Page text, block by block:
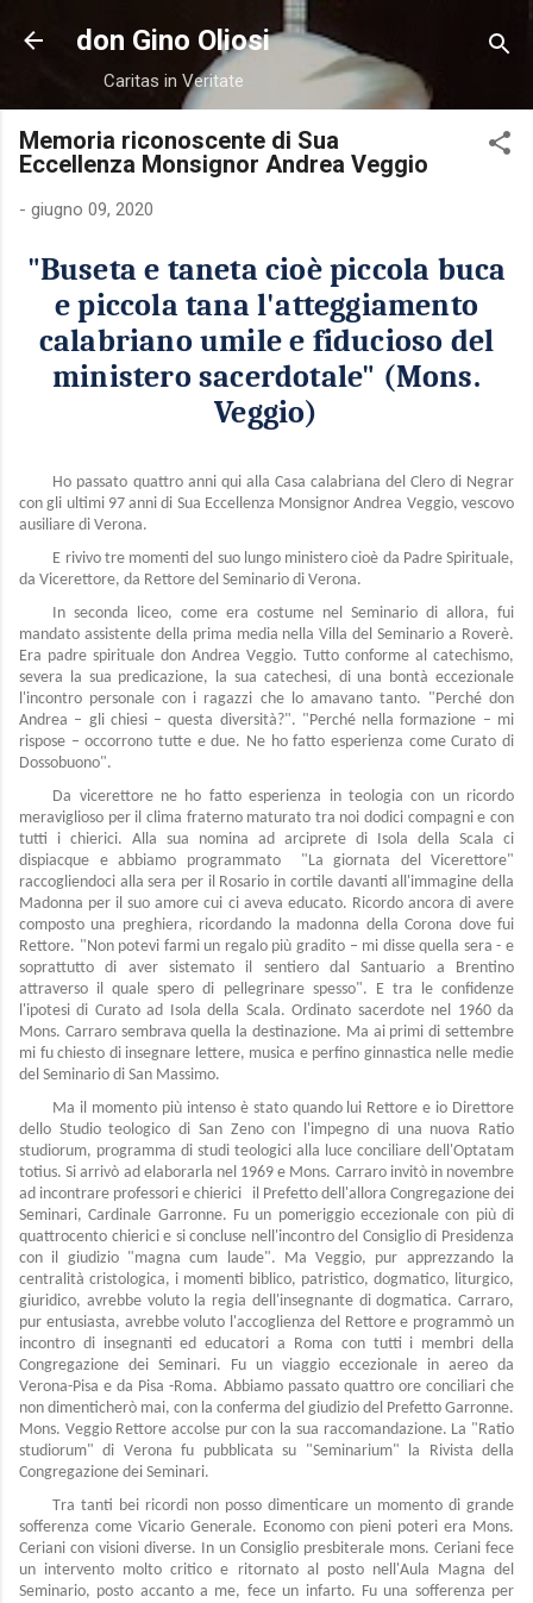
Passa ai contenuti principali
don Gino Oliosi
Caritas in Veritate
Memoria riconoscente di Sua
Eccellenza Monsignor Andrea Veggio
- giugno 09, 2020
"Buseta e taneta cioè piccola buca
e piccola tana l'atteggiamento
calabriano umile e fiducioso del
ministero sacerdotale" (Mons.
Veggio)
Ho passato quattro anni qui alla Casa calabriana del Clero di Negrar
con gli ultimi 97 anni di Sua Eccellenza Monsignor Andrea Veggio, vescovo
ausiliare di Verona.
E rivivo tre momenti del suo lungo ministero cioè da Padre Spirituale,
da Vicerettore, da Rettore del Seminario di Verona.
In seconda liceo, come era costume nel Seminario di allora, fui
mandato assistente della prima media nella Villa del Seminario a Roverè.
Era padre spirituale don Andrea Veggio. Tutto conforme al catechismo,
severa la sua predicazione, la sua catechesi, di una bontà eccezionale
l'incontro personale con i ragazzi che lo amavano tanto. "Perché don
Andrea – gli chiesi – questa diversità?". "Perché nella formazione – mi
rispose – occorrono tutte e due. Ne ho fatto esperienza come Curato di
Dossobuono".
Da vicerettore ne ho fatto esperienza in teologia con un ricordo
meraviglioso per il clima fraterno maturato tra noi dodici compagni e con
tutti i chierici. Alla sua nomina ad arciprete di Isola della Scala ci
dispiacque e abbiamo programmato "La giornata del Vicerettore"
raccogliendoci alla sera per il Rosario in cortile davanti all'immagine della
Madonna per il suo amore cui ci aveva educato. Ricordo ancora di avere
composto una preghiera, ricordando la madonna della Corona dove fui
Rettore. "Non potevi farmi un regalo più gradito – mi disse quella sera - e
soprattutto di aver sistemato il sentiero dal Santuario a Brentino
attraverso il quale spero di pellegrinare spesso". E tra le confidenze
l'ipotesi di Curato ad Isola della Scala. Ordinato sacerdote nel 1960 da
Mons. Carraro sembrava quella la destinazione. Ma ai primi di settembre
mi fu chiesto di insegnare lettere, musica e perfino ginnastica nelle medie
del Seminario di San Massimo.
Ma il momento più intenso è stato quando lui Rettore e io Direttore
dello Studio teologico di San Zeno con l'impegno di una nuova Ratio
studiorum, programma di studi teologici alla luce conciliare dell'Optatam
totius. Si arrivò ad elaborarla nel 1969 e Mons. Carraro invitò in novembre
ad incontrare professori e chierici il Prefetto dell'allora Congregazione dei
Seminari, Cardinale Garronne. Fu un pomeriggio eccezionale con più di
quattrocento chierici e si concluse nell'incontro del Consiglio di Presidenza
con il giudizio "magna cum laude". Ma Veggio, pur apprezzando la
centralità cristologica, i momenti biblico, patristico, dogmatico, liturgico,
giuridico, avrebbe voluto la regia dell'insegnante di dogmatica. Carraro,
pur entusiasta, avrebbe voluto l'accoglienza del Rettore e programmò un
incontro di insegnanti ed educatori a Roma con tutti i membri della
Congregazione dei Seminari. Fu un viaggio eccezionale in aereo da
Verona-Pisa e da Pisa -Roma. Abbiamo passato quattro ore conciliari che
non dimenticherò mai, con la conferma del giudizio del Prefetto Garronne.
Mons. Veggio Rettore accolse pur con la sua raccomandazione. La "Ratio
studiorum" di Verona fu pubblicata su "Seminarium" la Rivista della
Congregazione dei Seminari.
Tra tanti bei ricordi non posso dimenticare un momento di grande
sofferenza come Vicario Generale. Economo con pieni poteri era Mons.
Ceriani con visioni diverse. In un Consiglio presbiterale mons. Ceriani fece
un intervento molto critico e ritornato al posto nell'Aula Magna del
Seminario, posto accanto a me, fece un infarto. Fu una sofferenza per